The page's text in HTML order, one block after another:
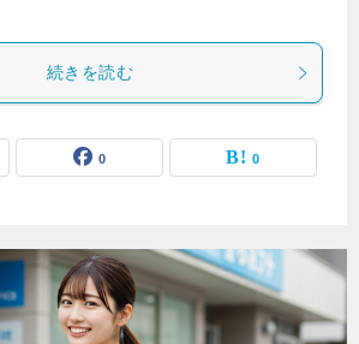
続きを読む
0 0